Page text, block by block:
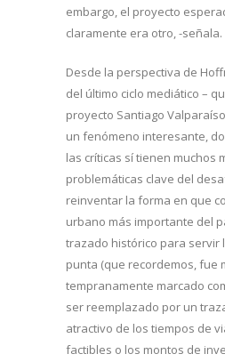
embargo, el proyecto
claramente era otro, -señala.
Desde la perspectiva de
del último ciclo mediático –
proyecto Santiago
un fenómeno interesante,
las críticas sí tienen muchos
problemáticas clave del
reinventar la forma en que
urbano más importante del
trazado histórico para servir
punta (que recordemos, fue
tempranamente marcado
ser reemplazado por un
atractivo de los tiempos de
factibles o los montos de